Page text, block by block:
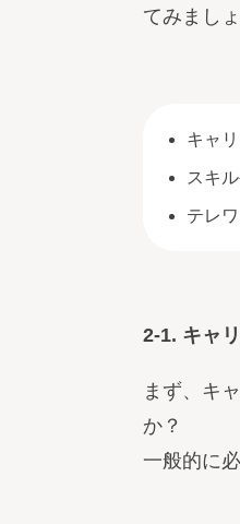
てみまし
キャ
スキ
テレ
2-1. キャ
まず、キ
か？
一般的に